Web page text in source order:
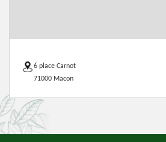
6 place Carnot
71000 Macon